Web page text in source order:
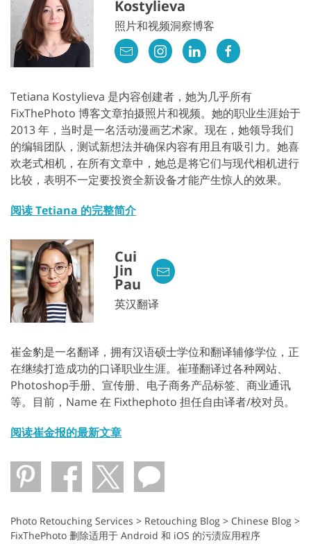
Kostylieva
照片和视频洞察博客
Tetiana Kostylieva 是内容创建者，她为几乎所有
FixThePhoto 博客文章拍摄照片和视频。她的职业生涯始于
2013 年，当时是一名活动漫画艺术家。现在，她领导我们
的编辑团队，测试新想法并确保内容有用且有吸引力。她喜
欢老式相机，在所有文章中，她总是将它们与现代相机进行
比较，表明不一定要投资全新设备才能产生惊人的效果。
阅读 Tetiana 的完整简介
Cui
Jin
Pau
英汉翻译
崔金豹是一名翻译，拥有汉语硕士学位和翻译辅修学位，正
在继续打造成功的口译职业生涯。崔瑾翻译过各种网站、
Photoshop手册、宣传册、电子商务产品标签、商业通讯
等。目前，Name 在 Fixthephoto 担任自由译者/校对员。
阅读崔金报的最新文章
Photo Retouching Services > Retouching Blog > Chinese Blog >
FixThePhoto 删除适用于 Android 和 iOS 的污渍应用程序